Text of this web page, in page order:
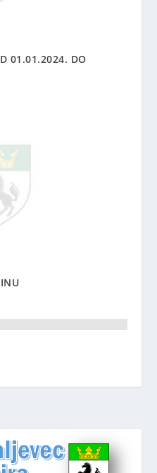
01.01.2024. DO